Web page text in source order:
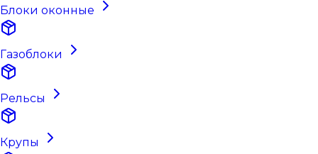
Блоки оконные
Газоблоки
Рельсы
Крупы